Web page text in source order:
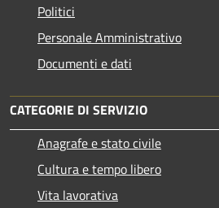
Politici
Personale Amministrativo
Documenti e dati
CATEGORIE DI SERVIZIO
Anagrafe e stato civile
Cultura e tempo libero
Vita lavorativa